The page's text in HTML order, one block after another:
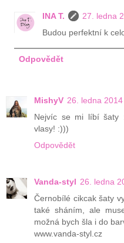
INA T.
27. ledna
Budou perfektní k
Odpovědět
MishyV 26. ledna
Nejvíc se mi líbí šaty
vlasy! :)))
Odpovědět
Vanda-styl 26. ledna
Černobílé cikcak šaty
také sháním, ale
možná bych šla i do
www.vanda-styl.cz